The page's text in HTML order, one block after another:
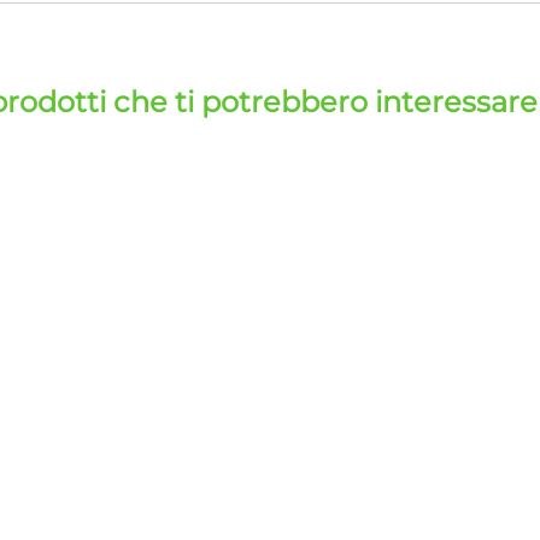
che ti potrebbero